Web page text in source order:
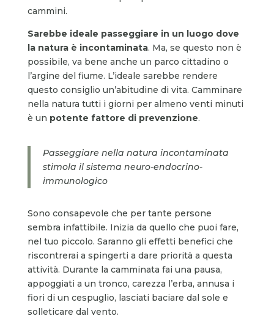
cammini.
Sarebbe ideale passeggiare in un luogo dove
la natura è incontaminata. Ma, se questo non è
possibile, va bene anche un parco cittadino o
l’argine del fiume. L’ideale sarebbe rendere
questo consiglio un’abitudine di vita. Camminare
nella natura tutti i giorni per almeno venti minuti
è un potente fattore di prevenzione.
Passeggiare nella natura incontaminata
stimola il sistema neuro-endocrino-
immunologico
Sono consapevole che per tante persone
sembra infattibile. Inizia da quello che puoi fare,
nel tuo piccolo. Saranno gli effetti benefici che
riscontrerai a spingerti a dare priorità a questa
attività. Durante la camminata fai una pausa,
appoggiati a un tronco, carezza l’erba, annusa i
fiori di un cespuglio, lasciati baciare dal sole e
solleticare dal vento.